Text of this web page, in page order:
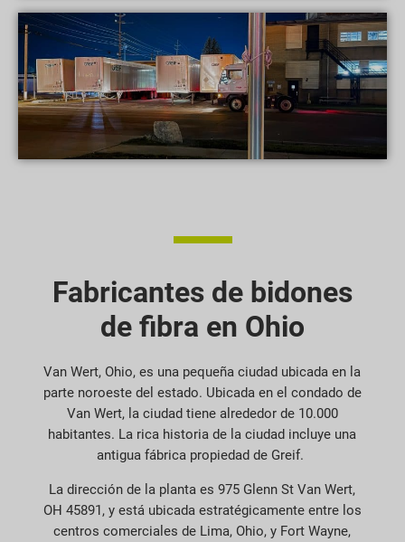
Fabricantes de bidones
de fibra en Ohio
Van Wert, Ohio, es una pequeña ciudad ubicada en la
parte noroeste del estado. Ubicada en el condado de
Van Wert, la ciudad tiene alrededor de 10.000
habitantes. La rica historia de la ciudad incluye una
antigua fábrica propiedad de Greif.
La dirección de la planta es 975 Glenn St Van Wert,
OH 45891, y está ubicada estratégicamente entre los
centros comerciales de Lima, Ohio, y Fort Wayne,